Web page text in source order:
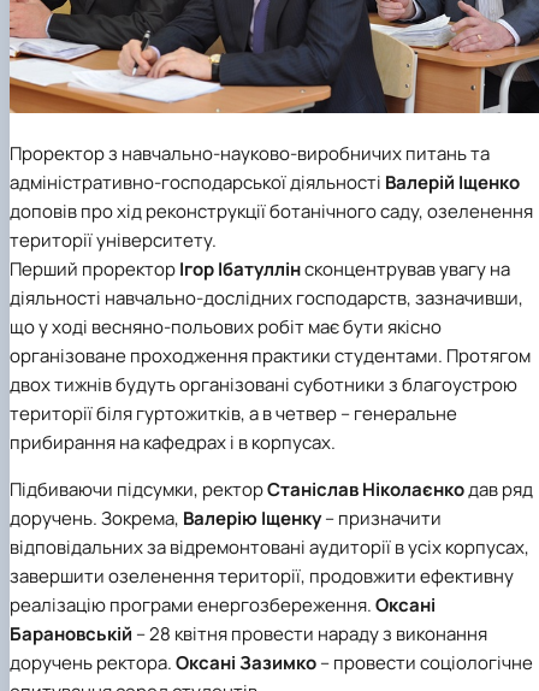
Проректор з навчально-науково-виробничих питань та
адміністративно-господарської діяльності Валерій Іщенко
доповів про хід реконструкції ботанічного саду, озеленення
території університету.
Перший проректорІгор Ібатуллінсконцентрував увагу на
діяльності навчально-дослідних господарств, зазначивши,
що у ході весняно-польових робіт має бути якісно
організоване проходження практики студентами. Протягом
двох тижнів будуть організовані суботники з благоустрою
території біля гуртожитків, а в четвер – генеральне
прибирання на кафедрах і в корпусах.
Підбиваючи підсумки, ректорСтаніслав Ніколаєнкодав ряд
доручень. Зокрема, Валерію Іщенку– призначити
відповідальних за відремонтовані аудиторії в усіх корпусах,
завершити озеленення території, продовжити ефективну
реалізацію програми енергозбереження.Оксані
Барановській – 28 квітня провести нараду з виконання
доручень ректора.Оксані Зазимко– провести соціологічне